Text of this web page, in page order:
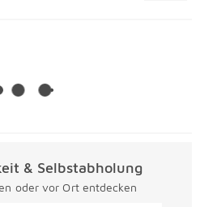
& Selbstabholung
oder vor Ort entdecken